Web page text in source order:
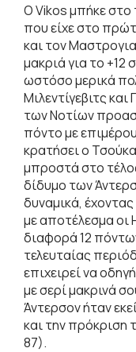
O Vikos μπήκε στο
που είχε στο
και τον
μακριά για το
ωστόσο μερικά
Μιλεντίγεβιτς
των Νοτίων
πόντο με
κρατήσει ο
μπροστά στο
δίδυμο των
δυναμικά,
με αποτέλεσμα οι
διαφορά 12
τελευταίας
επιχειρεί να
με σερί μακρινά
Άντερσον ήταν
και την πρόκριση
87).